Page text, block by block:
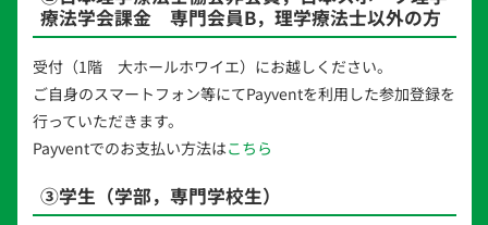
療法学会課金 専門会員B，理学療法士以外の方
受付（1階 大ホールホワイエ）にお越しください。
ご自身のスマートフォン等にてPayventを利用した参加登録を
行っていただきます。
Payventでのお支払い方法はこちら
③学生（学部，専門学校生）